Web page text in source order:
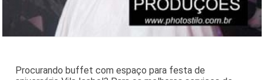
Procurando buffet com espaço para festa de